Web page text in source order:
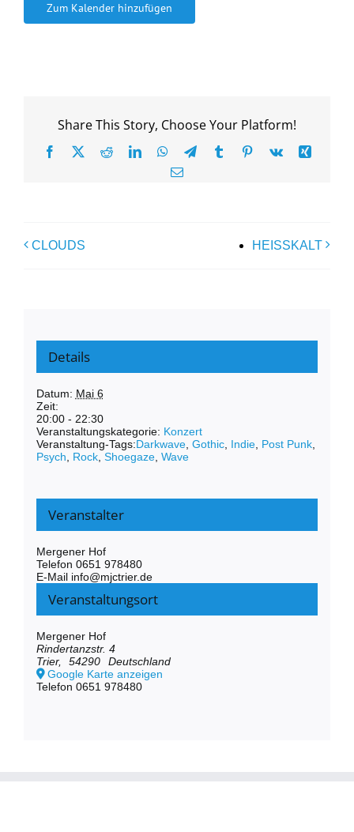
Zum Kalender hinzufügen
Share This Story, Choose Your Platform!
Facebook
X RedditLinkedInWhatsApp
TelegramTumblrPinterest
Vk
Xing
E-
CLOUDS HEISSKALT
Details
Datum: Mai 6
Zeit:
20:00 - 22:30
Veranstaltungskategorie: Konzert
Veranstaltung-Tags:Darkwave, Gothic, Indie, Post Punk,
Psych
Rock, Shoegaze, Wave
Veranstaltungsort
Mergener Hof
Rindertanzstr. 4
Trier, 54290
Deutschland
Google Karte anzeigen
Telefon 0651 978480
Veranstalter
Mergener Hof
Telefon 0651 978480
E-Mail info@mjctrier.de